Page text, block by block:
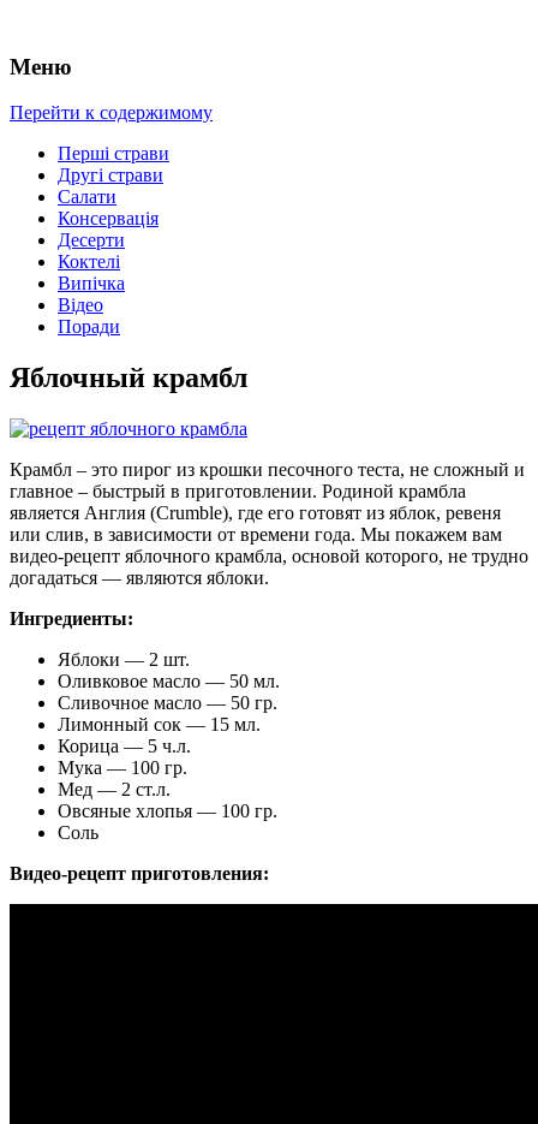
Меню
Перейти к содержимому
Перші страви
Другі страви
Салати
Консервація
Десерти
Коктелі
Випічка
Відео
Поради
Яблочный крамбл
Крамбл – это пирог из крошки песочного теста, не сложный и
главное – быстрый в приготовлении. Родиной крамбла
является Англия (Crumble), где его готовят из яблок, ревеня
или слив, в зависимости от времени года. Мы покажем вам
видео-рецепт яблочного крамбла, основой которого, не трудно
догадаться — являются яблоки.
Ингредиенты:
Яблоки — 2 шт.
Оливковое масло — 50 мл.
Сливочное масло — 50 гр.
Лимонный сок — 15 мл.
Корица — 5 ч.л.
Мука — 100 гр.
Мед — 2 ст.л.
Овсяные хлопья — 100 гр.
Соль
Видео-рецепт приготовления: